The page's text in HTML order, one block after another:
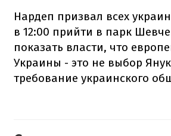
Нардеп призвал всех
в 12:00 прийти в парк
показать власти, что
Украины - это не выбор
требование украинского